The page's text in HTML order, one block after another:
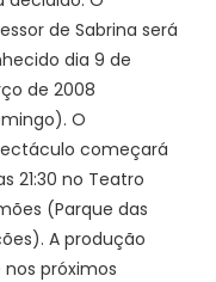
de Sabrina será
dia 9 de
de 2008
O
começará
21:30 no Teatro
(Parque das
A produção
próximos